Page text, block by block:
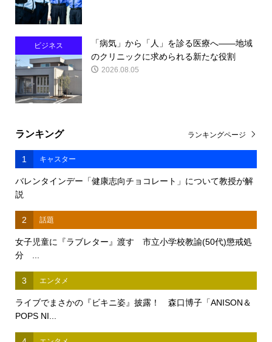
ビジネス
「病気」から「人」を診る医療へ――地域
のクリニックに求められる新たな役割
2026.08.05
ランキング
1 キャスター
バレンタインデー「健康志向チョコレート」について教授が解
説
2 話題
女子児童に『ラブレター』渡す 市立小学校教諭(50代)懲戒処
分 ...
3 エンタメ
ライブでまさかの『ビキニ姿』披露！ 森口博子「ANISON＆
POPS NI...
ランキングページ